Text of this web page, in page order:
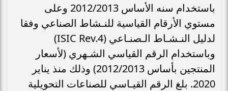
باستخدام سنه الأساس 2012/2013 وعلى
مستوي الأرقام القياسية للنـشاط الصناعي وفقا
لدليل النـشـاط الـصنـاعي (ISIC Rev.4)
وباستخدام الرقم القياسي الشـهري (لأسعار
المنتجين بأساس 2012/2013) وذلك منذ يناير
2020. بلغ الرقم القيـاسي للصناعات التحويلية